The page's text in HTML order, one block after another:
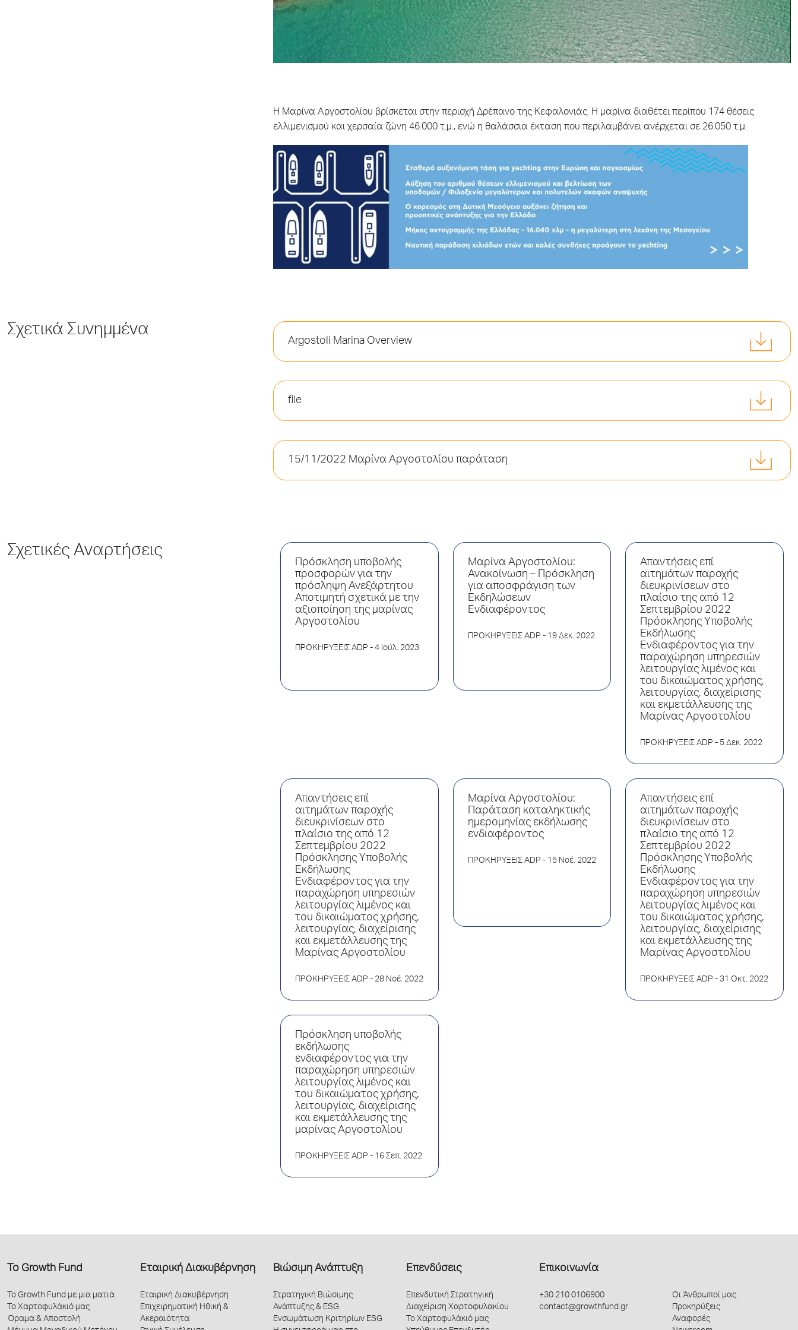
Η Μαρίνα Αργοστολίου βρίσκεται στην περιοχή Δρέπανο της Κεφαλονιάς. H μαρίνα διαθέτει περίπου 174 θέσεις
ελλιμενισμού και χερσαία ζώνη 46.000 τ.μ., ενώ η θαλάσσια έκταση που περιλαμβάνει ανέρχεται σε 26.050 τ.μ.
Σχετικά Συνημμένα
Argostoli Marina Overview
file
15/11/2022 Μαρίνα Αργοστολίου παράταση
Σχετικές Αναρτήσεις
Πρόσκληση υποβολής
προσφορών για την
πρόσληψη Ανεξάρτητου
Αποτιμητή σχετικά με την
αξιοποίηση της μαρίνας
Αργοστολίου
ΠΡΟΚΗΡΥΞΕΙΣ ADP - 4 Ιούλ. 2023
Μαρίνα Αργοστολίου:
Ανακοίνωση – Πρόσκληση
για αποσφράγιση των
Εκδηλώσεων
Ενδιαφέροντος
ΠΡΟΚΗΡΥΞΕΙΣ ADP - 19 Δεκ. 2022
Απαντήσεις επί
αιτημάτων παροχής
διευκρινίσεων στο
πλαίσιο της από 12
Σεπτεμβρίου 2022
Πρόσκλησης Υποβολής
Εκδήλωσης
Ενδιαφέροντος για την
παραχώρηση υπηρεσιών
λειτουργίας λιμένος και
του δικαιώματος χρήσης,
λειτουργίας, διαχείρισης
και εκμετάλλευσης της
Μαρίνας Αργοστολίου
ΠΡΟΚΗΡΥΞΕΙΣ ADP - 5 Δεκ. 2022
Απαντήσεις επί
αιτημάτων παροχής
διευκρινίσεων στο
πλαίσιο της από 12
Σεπτεμβρίου 2022
Πρόσκλησης Υποβολής
Εκδήλωσης
Ενδιαφέροντος για την
παραχώρηση υπηρεσιών
λειτουργίας λιμένος και
του δικαιώματος χρήσης,
λειτουργίας, διαχείρισης
και εκμετάλλευσης της
Μαρίνας Αργοστολίου
ΠΡΟΚΗΡΥΞΕΙΣ ADP - 28 Νοέ. 2022
Μαρίνα Αργοστολίου:
Παράταση καταληκτικής
ημερομηνίας εκδήλωσης
ενδιαφέροντος
ΠΡΟΚΗΡΥΞΕΙΣ ADP - 15 Νοέ. 2022
Απαντήσεις επί
αιτημάτων παροχής
διευκρινίσεων στο
πλαίσιο της από 12
Σεπτεμβρίου 2022
Πρόσκλησης Υποβολής
Εκδήλωσης
Ενδιαφέροντος για την
παραχώρηση υπηρεσιών
λειτουργίας λιμένος και
του δικαιώματος χρήσης,
λειτουργίας, διαχείρισης
και εκμετάλλευσης της
Μαρίνας Αργοστολίου
ΠΡΟΚΗΡΥΞΕΙΣ ADP - 31 Οκτ. 2022
Πρόσκληση υποβολής
εκδήλωσης
ενδιαφέροντος για την
παραχώρηση υπηρεσιών
λειτουργίας λιμένος και
του δικαιώματος χρήσης,
λειτουργίας, διαχείρισης
και εκμετάλλευσης της
μαρίνας Αργοστολίου
ΠΡΟΚΗΡΥΞΕΙΣ ADP - 16 Σεπ. 2022
Το Growth Fund
Το Growth Fund με μια ματιά
Το Χαρτοφυλάκιό μας
Όραμα & Αποστολή
Εταιρική Διακυβέρνηση
Εταιρική Διακυβέρνηση
Επιχειρηματική Ηθική &
Ακεραιότητα
Βιώσιμη Ανάπτυξη
Στρατηγική Βιώσιμης
Ανάπτυξης & ESG
Ενσωμάτωση Κριτηρίων ESG
Επενδύσεις
Επενδυτική Στρατηγική
Διαχείριση Χαρτοφυλακίου
Το Χαρτοφυλάκιό μας
Επικοινωνία
+30 210 0106900
contact@growthfund.gr
Οι Άνθρωποί μας
Προκηρύξεις
Αναφορές